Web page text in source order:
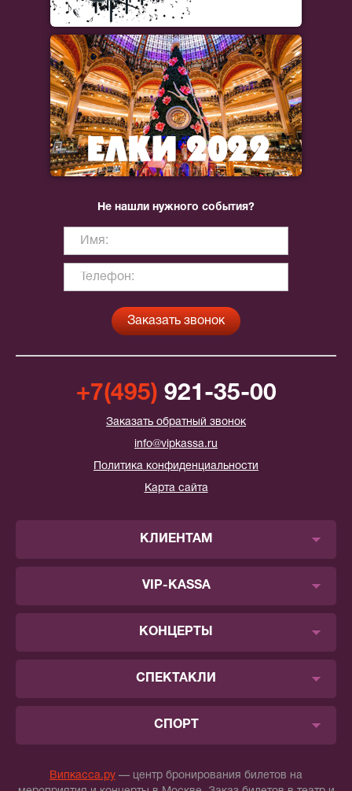
Не нашли нужного события?
+7(495) 921-35-00
Заказать обратный звонок
info@vipkassa.ru
Политика конфиденциальности
Карта сайта
КЛИЕНТАМ
VIP-KASSA
КОНЦЕРТЫ
СПЕКТАКЛИ
СПОРТ
Випкасса.ру — центр бронирования билетов на